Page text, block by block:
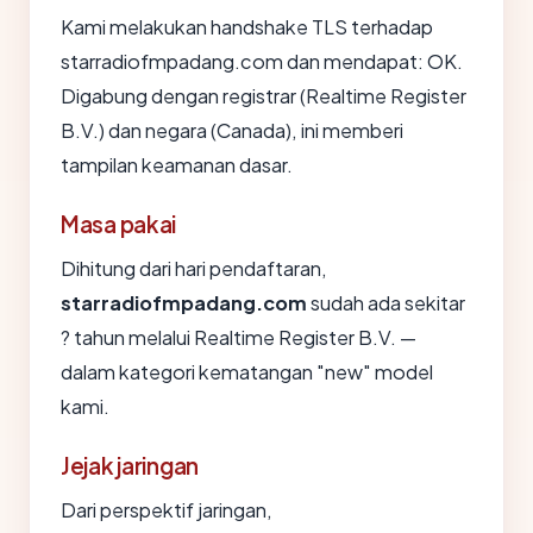
Kami melakukan handshake TLS terhadap
starradiofmpadang.com dan mendapat: OK.
Digabung dengan registrar (Realtime Register
B.V.) dan negara (Canada), ini memberi
tampilan keamanan dasar.
Masa pakai
Dihitung dari hari pendaftaran,
starradiofmpadang.comsudah ada sekitar
? tahun melalui Realtime Register B.V. —
dalam kategori kematangan "new" model
kami.
Jejak jaringan
Dari perspektif jaringan,